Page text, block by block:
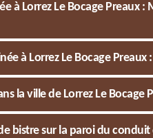
à Lorrez Le Bocage Preaux :
à Lorrez Le Bocage Preaux
la ville de Lorrez Le Bocage
bistre sur la paroi du